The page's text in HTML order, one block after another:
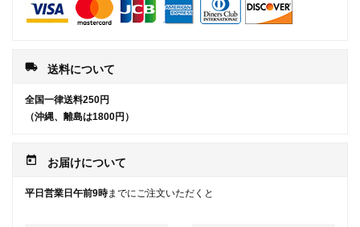
local_shipping 送料について
全国一律送料250円
（沖縄、離島は1800円）
today お届けについて
平日営業日午前9時までにご注文いただくと